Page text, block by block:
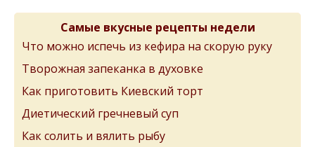
Самые вкусные рецепты недели
Что можно испечь из кефира на скорую руку
Творожная запеканка в духовке
Как приготовить Киевский торт
Диетический гречневый суп
Как солить и вялить рыбу